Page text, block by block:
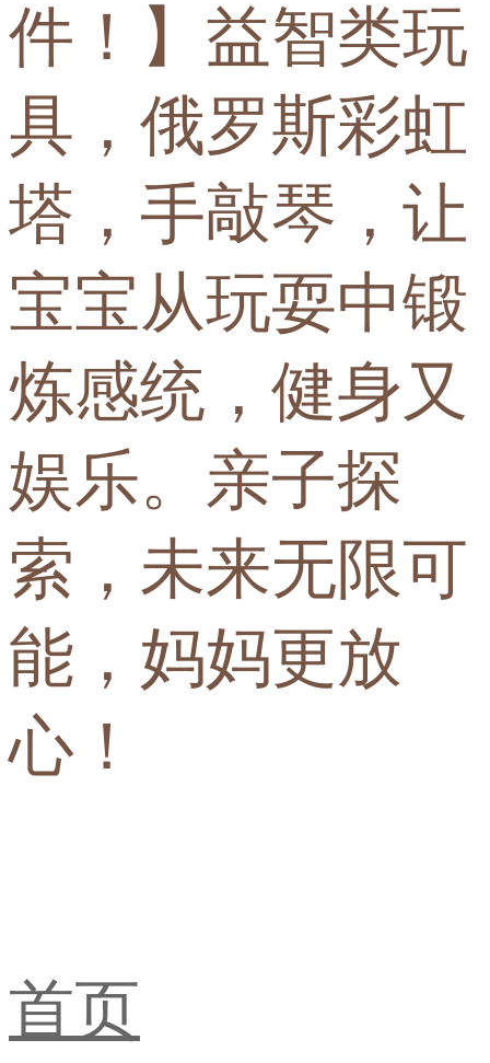
件！】益智类玩
具，俄罗斯彩虹
塔，手敲琴，让
宝宝从玩耍中锻
炼感统，健身又
娱乐。亲子探
索，未来无限可
能，妈妈更放
心！
首页